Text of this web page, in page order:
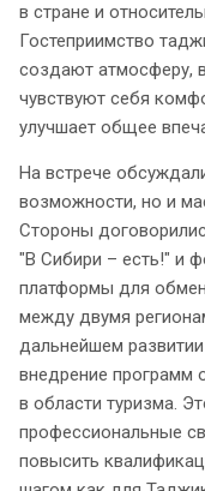
в стране и
Гостеприимство
создают атмосферу,
чувствуют себя
улучшает общее
На встрече
возможности, но и
Стороны
"В Сибири – есть!" и
платформы для
между двумя
дальнейшем
внедрение программ
в области туризма.
профессиональные
повысить